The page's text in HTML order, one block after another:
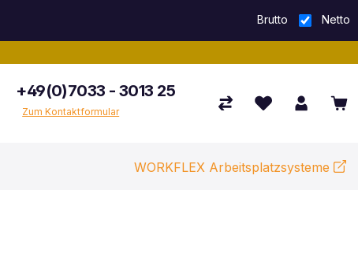
Brutto Netto
+49(0)7033 - 3013 25
Zum Kontaktformular
WORKFLEX Arbeitsplatzsysteme